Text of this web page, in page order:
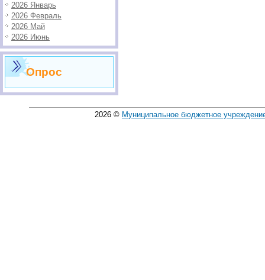
2026 Январь
2026 Февраль
2026 Май
2026 Июнь
Опрос
2026 © Муниципальное бюджетное